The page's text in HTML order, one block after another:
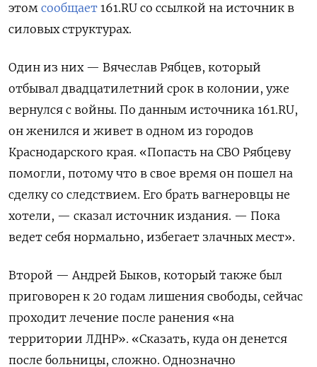
этом сообщает 161.RU со ссылкой на источник в
силовых структурах.
Один из них — Вячеслав Рябцев, который
отбывал двадцатилетний срок в колонии, уже
вернулся с войны. По данным источника 161.RU,
он женился и живет в одном из городов
Краснодарского края. «Попасть на СВО Рябцеву
помогли, потому что в свое время он пошел на
сделку со следствием. Его брать вагнеровцы не
хотели, — сказал источник издания. — Пока
ведет себя нормально, избегает злачных мест».
Второй — Андрей Быков, который также был
приговорен к 20 годам лишения свободы, сейчас
проходит лечение после ранения «на
территории ЛДНР». «Сказать, куда он денется
после больницы, сложно. Однозначно